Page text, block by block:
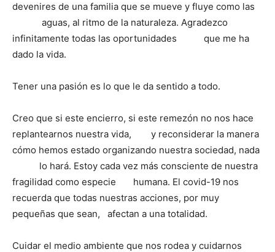
devenires de una familia que se mueve y fluye como las
aguas, al ritmo de la naturaleza. Agradezco
infinitamente todas las oportunidades que me ha
dado la vida.
Tener una pasión es lo que le da sentido a todo.
Creo que si este encierro, si este remezón no nos hace
replantearnos nuestra vida, y reconsiderar la manera
cómo hemos estado organizando nuestra sociedad, nada
lo hará. Estoy cada vez más consciente de nuestra
fragilidad como especie humana. El covid-19 nos
recuerda que todas nuestras acciones, por muy
pequeñas que sean, afectan a una totalidad.
Cuidar el medio ambiente que nos rodea y cuidarnos